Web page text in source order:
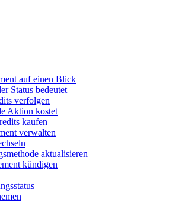
auf einen Blick
Status bedeutet
verfolgen
Aktion kostet
kaufen
verwalten
aktualisieren
kündigen